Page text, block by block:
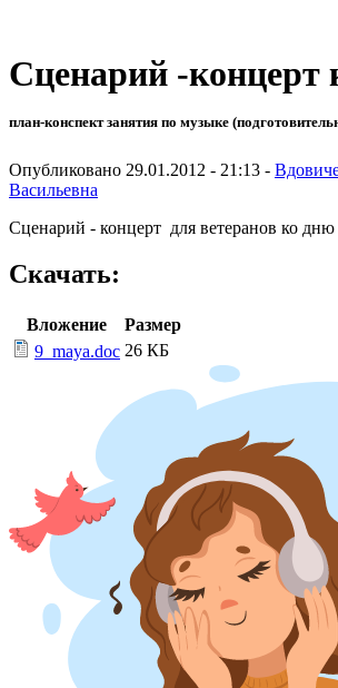
Сценарий -концерт
план-конспект занятия по музыке
Опубликовано 29.01.2012 - 21:13 -
Васильевна
Сценарий - концерт для ветеранов ко
Скачать:
Вложение
Размер
9_maya.doc 26 КБ